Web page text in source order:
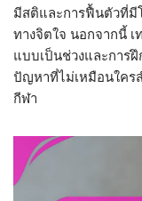
มีสติและการฟื้นตัวที่มี
ทางจิตใจ นอกจากนี้
แบบเป็นช่วงและการ
ปัญหาที่ไม่เหมือนใคร
กีฬา